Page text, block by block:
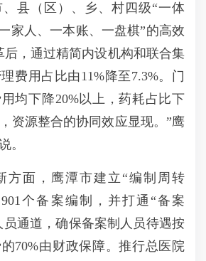
县（区）、乡、村四级“一体
家人、一本账、一盘棋”的高效
后，通过精简内设机构和联合集
费用占比由11%降至7.3%。门
均下降20%以上，药耗占比下
资源整合的协同效应显现。”鹰
。
方面，鹰潭市建立“编制周转
个备案编制，并打通“备案
员通道，确保备案制人员待遇按
70%由财政保障。推行总医院